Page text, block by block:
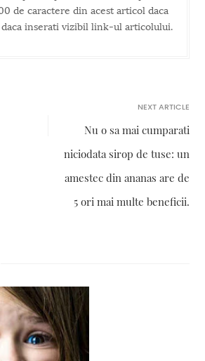
de caractere din acest articol daca
daca inserati vizibil link-ul articolului.
NEXT ARTICLE
Nu o sa mai cumparati
niciodata sirop de tuse: un
amestec din ananas are de
5 ori mai multe beneficii.